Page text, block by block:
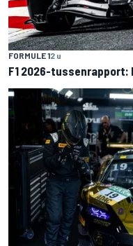
FORMULE 12 u
F1 2026-